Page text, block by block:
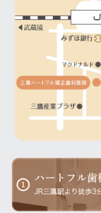
ト座談会を定期的に
「インプラント治療
トは、一朝一夕で身
2026.07.25
EXクリーナーに配
ントの特徴と効能
① 100%オーガニッ
100%オーガニック
ントを採用すること
トランセントホワ
る医院を目指して
ホワイトニングは、
患者さんが鏡を見て
っと早く来ればよか
供することが、本当
[…]
院内インプラント
ハートフル歯科では
ト座談会を定期的に
「インプラント治療
トは、一朝一夕で身